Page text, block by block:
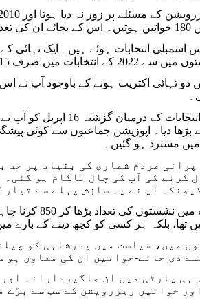
بھی کم ہے۔
15 خواتین منتخب ہوئیں، یعنی تقریباً 8 فیصد۔
دو تہائی اکثریت ہونے کے باوجود آپ نے
اہم ریاستی
بڑھا دیا۔ اپوزیشن جماعتوں سے کوئی
میں مسترد ہو گئیں۔
پرانی مردم شماری کی بنیاد
کرنے کی آپ کی چال ناکام ہو
آپ نے یہ سازش پہلے سے
آپ
میں، سیاست میں پدرشاہی کو
دی جائے-خواتین ان کی معاون ہو
ہی پارٹی میں ان جاگیردارانہ
اور خواتین ریزرویشن کے سب سے